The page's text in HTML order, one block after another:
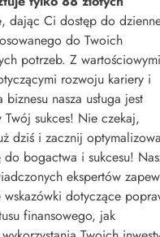
, dając Ci dostęp do
do Twoich
potrzeb. Z wartościowymi
rozwoju kariery i
nasza usługa jest
Twój sukces! Nie czekaj,
dziś i zacznij
bogactwa i sukcesu!
ekspertów
dotyczące
finansowego, jak